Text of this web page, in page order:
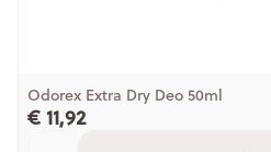
Odorex Extra Dry Deo 50ml
€ 11,92